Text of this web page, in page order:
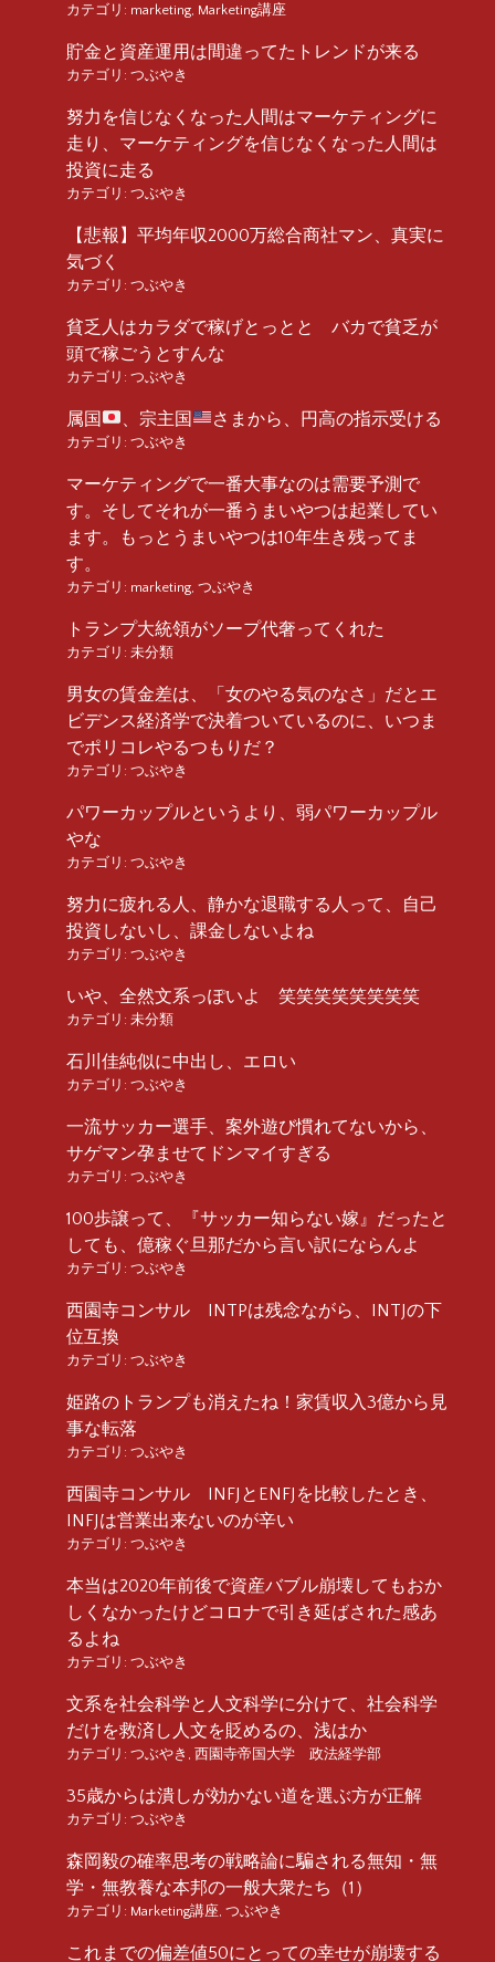
カテゴリ: marketing Marketing講座
貯金と資産運用は間違ってたトレンドが来る
カテゴリ: つぶやき
努力を信じなくなった人間はマーケティングに
走り、マーケティングを信じなくなった人間は
投資に走る
カテゴリ: つぶやき
【悲報】平均年収2000万総合商社マン、真実に
気づく
カテゴリ: つぶやき
貧乏人はカラダで稼げとっとと バカで貧乏が
頭で稼ごうとすんな
カテゴリ: つぶやき
属国 、宗主国 さまから、円高の指示受ける
カテゴリ: つぶやき
マーケティングで一番大事なのは需要予測で
す。そしてそれが一番うまいやつは起業してい
ます。もっとうまいやつは10年生き残ってま
す。
カテゴリ: marketing つぶやき
トランプ大統領がソープ代奢ってくれた
カテゴリ: 未分類
男女の賃金差は、「女のやる気のなさ」だとエ
ビデンス経済学で決着ついているのに、いつま
でポリコレやるつもりだ？
カテゴリ: つぶやき
パワーカップルというより、弱パワーカップル
やな
カテゴリ: つぶやき
努力に疲れる人、静かな退職する人って、自己
投資しないし、課金しないよね
カテゴリ: つぶやき
いや、全然文系っぽいよ 笑笑笑笑笑笑笑笑
カテゴリ: 未分類
石川佳純似に中出し、エロい
カテゴリ: つぶやき
一流サッカー選手、案外遊び慣れてないから、
サゲマン孕ませてドンマイすぎる
カテゴリ: つぶやき
100歩譲って、『サッカー知らない嫁』だったと
しても、億稼ぐ旦那だから言い訳にならんよ
カテゴリ: つぶやき
西園寺コンサル INTPは残念ながら、INTJの下
位互換
カテゴリ: つぶやき
姫路のトランプも消えたね！家賃収入3億から見
事な転落
カテゴリ: つぶやき
西園寺コンサル INFJとENFJを比較したとき、
INFJは営業出来ないのが辛い
カテゴリ: つぶやき
本当は2020年前後で資産バブル崩壊してもおか
しくなかったけどコロナで引き延ばされた感あ
るよね
カテゴリ: つぶやき
文系を社会科学と人文科学に分けて、社会科学
だけを救済し人文を貶めるの、浅はか
カテゴリ: つぶやき 西園寺帝国大学 政法経学部
35歳からは潰しが効かない道を選ぶ方が正解
カテゴリ: つぶやき
森岡毅の確率思考の戦略論に騙される無知・無
学・無教養な本邦の一般大衆たち（1）
カテゴリ: Marketing講座 つぶやき
これまでの偏差値50にとっての幸せが崩壊する